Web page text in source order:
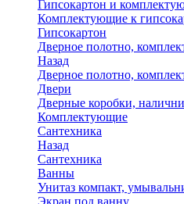
Гипсокартон и
Комплектующие к
Гипсокартон
Дверное полотно,
Назад
Дверное полотно,
Двери
Дверные коробки,
Комплектующие
Сантехника
Назад
Сантехника
Ванны
Унитаз компакт,
Экран под ванну